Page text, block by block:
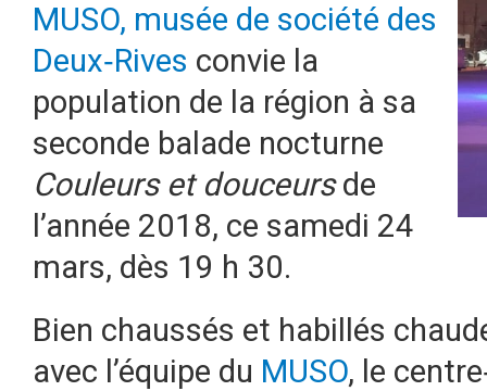
MUSO, musée de société des
Deux‐Rives convie la
population de la région à sa
seconde balade nocturne
Couleurs et douceursde
l’année 2018, ce samedi 24
mars, dès 19 h 30.
Bien chaussés et habillés
avec l’équipe du MUSO, le